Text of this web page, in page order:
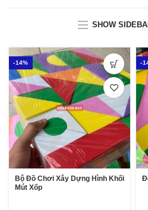
SHOW
-14%
Bộ Đồ Chơi Xây Dựng Hình Khối
Mút Xốp
-